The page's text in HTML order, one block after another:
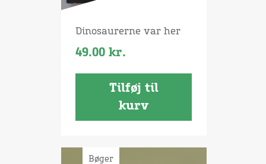
Dinosaurerne var her
49.00 kr.
Tilføj til
kurv
Bøger